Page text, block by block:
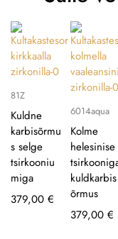
81Z
Kuldne
karbisõrmu
s selge
tsirkooniu
miga
379,00 €
6014aqua
Kolme
helesinise
kuldkarbis
õrmus
379,00 €